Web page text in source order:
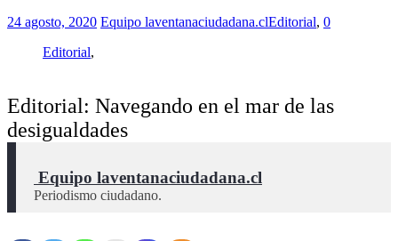
24 agosto, 2020 Equipo laventanaciudadana.clEditorial, 0
Editorial,
Editorial: Navegando en el mar de las
desigualdades
Equipo laventanaciudadana.cl
Periodismo ciudadano.